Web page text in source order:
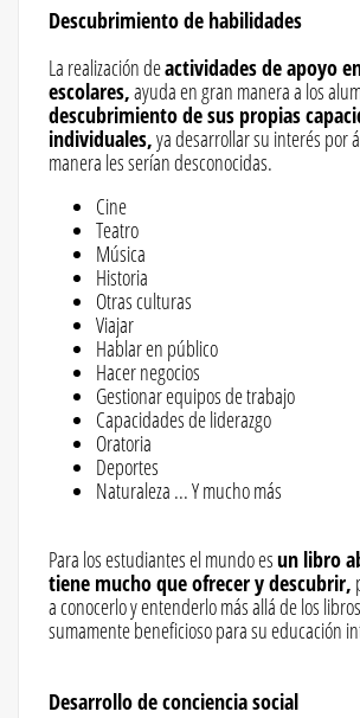
Descubrimiento de habilidades
La realización deactividades de apoyo
escolares,ayuda en gran manera a los
descubrimiento de sus propias
individuales,ya desarrollar su interés por
manera les serían desconocidas.
Cine
Teatro
Música
Historia
Otras culturas
Viajar
Hablar en público
Hacer negocios
Gestionar equipos de trabajo
Capacidades de liderazgo
Oratoria
Deportes
Naturaleza ... Y mucho más
Para los estudiantes el mundo esun libro
tiene mucho que ofrecer y descubrir,
a conocerlo y entenderlo más allá de los
sumamente beneficioso para su educación
Desarrollo de conciencia social